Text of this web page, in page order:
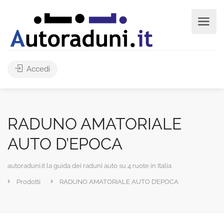
Accedi
RADUNO AMATORIALE
AUTO D’EPOCA
autoraduni.it la guida dei raduni auto su 4 ruote in Italia
Prodotti RADUNO AMATORIALE AUTO D’EPOCA